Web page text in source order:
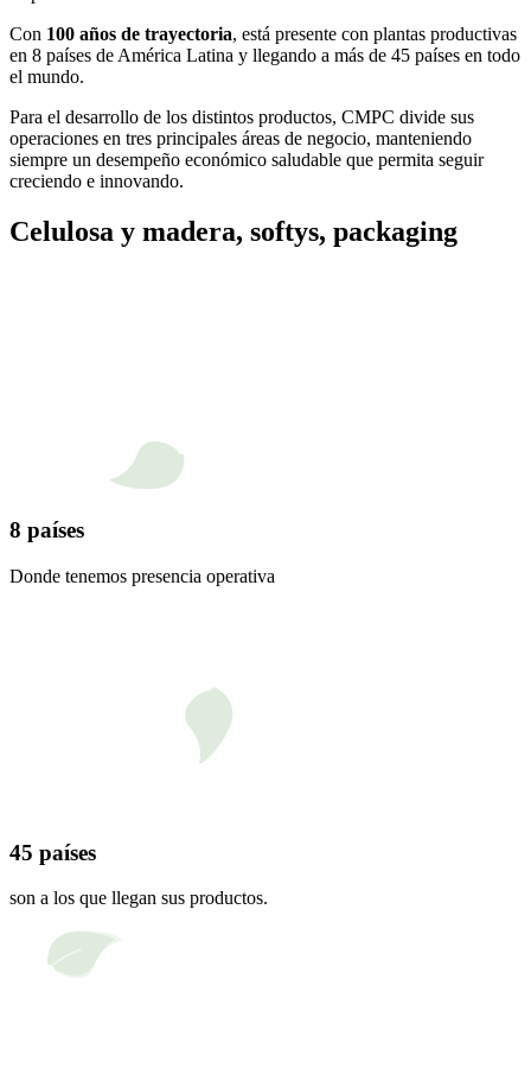
Con 100 años de trayectoria, está presente con plantas productivas
en 8 países de América Latina y llegando a más de 45 países en todo
el mundo.
Para el desarrollo de los distintos productos, CMPC divide sus
operaciones en tres principales áreas de negocio, manteniendo
siempre un desempeño económico saludable que permita seguir
creciendo e innovando.
Celulosa y madera, softys, packaging
8 países
Donde tenemos presencia operativa
45 países
son a los que llegan sus productos.